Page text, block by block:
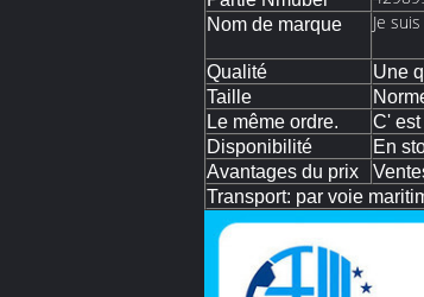
Nom de marque Je
Qualité
Une
Taille
Le même ordre.
C'
Disponibilité En
Avantages du prix
Transport: par voie